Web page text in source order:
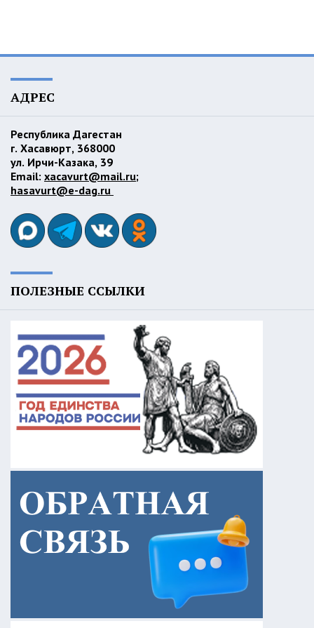
АДРЕС
Республика Дагестан
г. Хасавюрт, 368000
ул. Ирчи-Казака, 39
Email: xacavurt@mail.ru;
hasavurt@e-dag.ru
ПОЛЕЗНЫЕ ССЫЛКИ